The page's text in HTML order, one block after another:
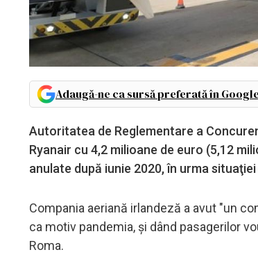
Adaugă-ne ca sursă preferată în Google
Autoritatea de Reglementare a
Ryanair cu 4,2 milioane de euro (5,12
anulate după iunie 2020, în urma
Compania aeriană irlandeză a avut "un
ca motiv pandemia, şi dând pasagerilor
Roma.